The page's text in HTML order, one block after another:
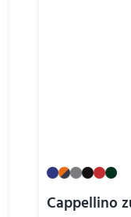
Cappellino